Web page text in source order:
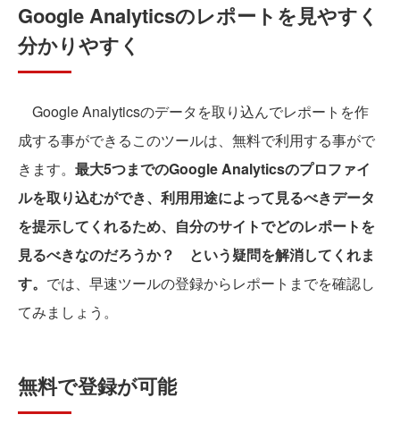
Google Analyticsのレポートを見やすく
分かりやすく
Google Analyticsのデータを取り込んでレポートを作
成する事ができるこのツールは、無料で利用する事がで
きます。 最大5つまでのGoogle Analyticsのプロファイ
ルを取り込むができ、利用用途によって見るべきデータ
を提示してくれるため、自分のサイトでどのレポートを
見るべきなのだろうか？ という疑問を解消してくれま
す。 では、早速ツールの登録からレポートまでを確認し
てみましょう。
無料で登録が可能